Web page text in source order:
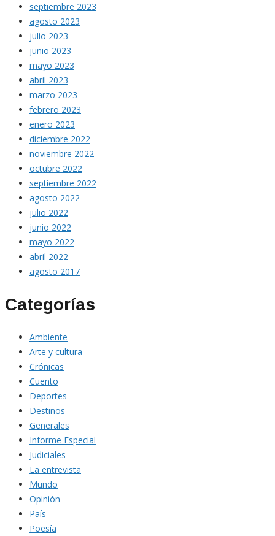
septiembre 2023
agosto 2023
julio 2023
junio 2023
mayo 2023
abril 2023
marzo 2023
febrero 2023
enero 2023
diciembre 2022
noviembre 2022
octubre 2022
septiembre 2022
agosto 2022
julio 2022
junio 2022
mayo 2022
abril 2022
agosto 2017
Categorías
Ambiente
Arte y cultura
Crónicas
Cuento
Deportes
Destinos
Generales
Informe Especial
Judiciales
La entrevista
Mundo
Opinión
País
Poesía